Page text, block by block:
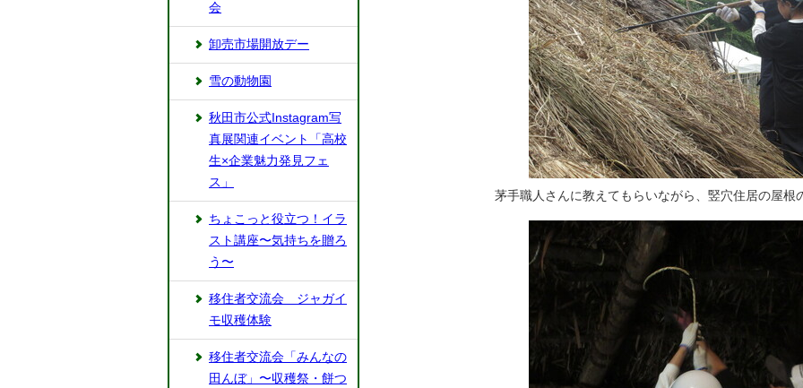
茅手職人さんに教えてもらいながら、竪穴住居の屋根
会
卸売市場開放デー
雪の動物園
秋田市公式Instagram写
真展関連イベント「高校
生×企業魅力発見フェ
ス」
ちょこっと役立つ！イラ
スト講座〜気持ちを贈ろ
う〜
移住者交流会 ジャガイ
モ収穫体験
移住者交流会「みんなの
田んぼ」〜収穫祭・餅つ